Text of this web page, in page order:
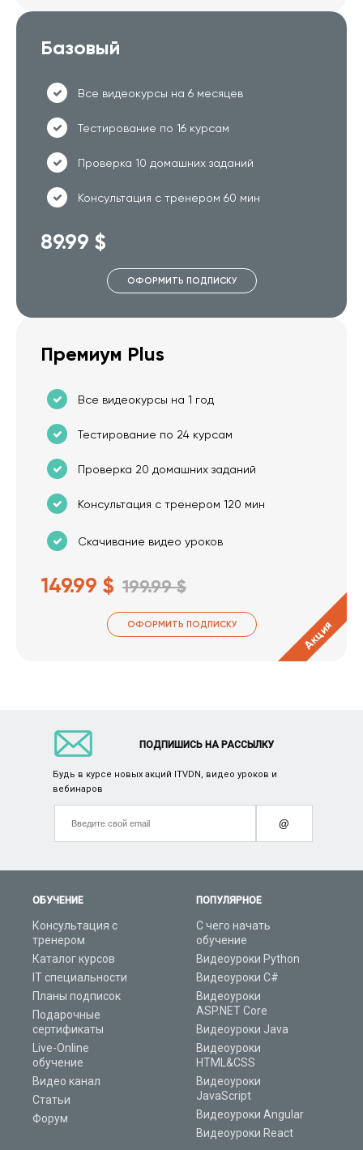
Базовый
Все видеокурсы на 6 месяцев
Тестирование по 16 курсам
Проверка 10 домашних заданий
Консультация с тренером 60 мин
89.99 $
ОФОРМИТЬ ПОДПИСКУ
Премиум Plus
Все видеокурсы на 1 год
Тестирование по 24 курсам
Проверка 20 домашних заданий
Консультация с тренером 120 мин
Скачивание видео уроков
149.99 $ 199.99 $
ОФОРМИТЬ ПОДПИСКУ Акция
ОБУЧЕНИЕ
Консультация с
тренером
Каталог курсов
IT специальности
Планы подписок
Подарочные
сертификаты
Live-Online
обучение
Видео канал
Статьи
Форум
ПОПУЛЯРНОЕ
С чего начать
обучение
Видеоуроки Python
Видеоуроки C#
Видеоуроки
ASP.NET Core
Видеоуроки Java
Видеоуроки
HTML&CSS
Видеоуроки
JavaScript
Видеоуроки Angular
Видеоуроки React
ПОДПИШИСЬ НА РАССЫЛКУ
Будь в курсе новых акций ITVDN, видео уроков и
вебинаров
@